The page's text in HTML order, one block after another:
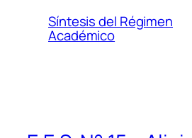
Síntesis del Régimen
Académico